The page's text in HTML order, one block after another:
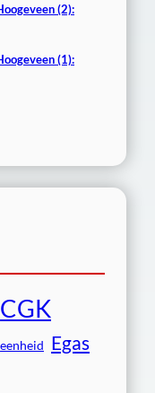
(2):
(1):
CGK
eenheid Egas